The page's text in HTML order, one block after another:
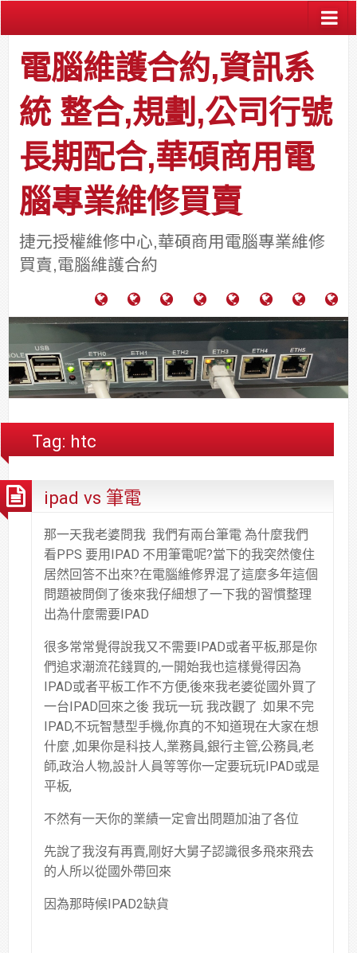
電腦維護合約,資訊系
統 整合,規劃,公司行號
長期配合,華碩商用電
腦專業維修買賣
捷元授權維修中心,華碩商用電腦專業維修
買賣,電腦維護合約
腦
護
合
約
功
例
分
享
於
力
通
通
報
關
系
統
視
系
統
安
修,
舍
網
路/
大
樓
公
解
決
方
案
中
料
件
區
團
法
台
中
Tag: htc
ipad vs 筆電
那一天我老婆問我 我們有兩台筆電 為什麼我們
看PPS 要用IPAD 不用筆電呢?當下的我突然傻住
居然回答不出來?在電腦維修界混了這麼多年這個
問題被問倒了後來我仔細想了一下我的習慣整理
出為什麼需要IPAD
很多常常覺得說我又不需要IPAD或者平板,那是你
們追求潮流花錢買的,一開始我也這樣覺得因為
IPAD或者平板工作不方便,後來我老婆從國外買了
一台IPAD回來之後 我玩一玩 我改觀了 .如果不完
IPAD,不玩智慧型手機,你真的不知道現在大家在想
什麼 ,如果你是科技人,業務員,銀行主管,公務員,老
師,政治人物,設計人員等等你一定要玩玩IPAD或是
平板,
不然有一天你的業績一定會出問題加油了各位
先說了我沒有再賣,剛好大舅子認識很多飛來飛去
的人所以從國外帶回來
因為那時候IPAD2缺貨